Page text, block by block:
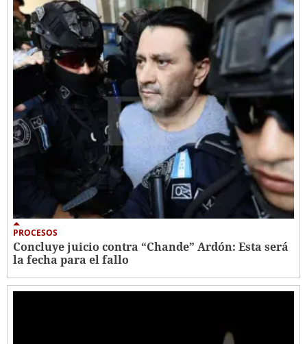
PROCESOS
Concluye juicio contra “Chande” Ardón: Esta será
la fecha para el fallo